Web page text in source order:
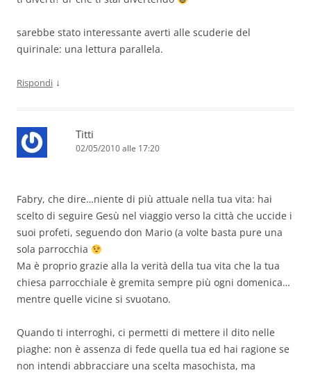
sarebbe stato interessante averti alle scuderie del
quirinale: una lettura parallela.
Rispondi ↓
Titti
02/05/2010 alle 17:20
Fabry, che dire…niente di più attuale nella tua vita: hai
scelto di seguire Gesù nel viaggio verso la città che uccide i
suoi profeti, seguendo don Mario (a volte basta pure una
sola parrocchia
Ma è proprio grazie alla la verità della tua vita che la tua
chiesa parrocchiale è gremita sempre più ogni domenica…
mentre quelle vicine si svuotano.
Quando ti interroghi, ci permetti di mettere il dito nelle
piaghe: non è assenza di fede quella tua ed hai ragione se
non intendi abbracciare una scelta masochista, ma